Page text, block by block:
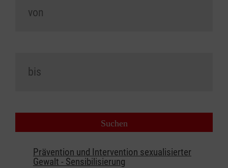
Prävention und Intervention sexualisierter
Gewalt - Sensibilisierung